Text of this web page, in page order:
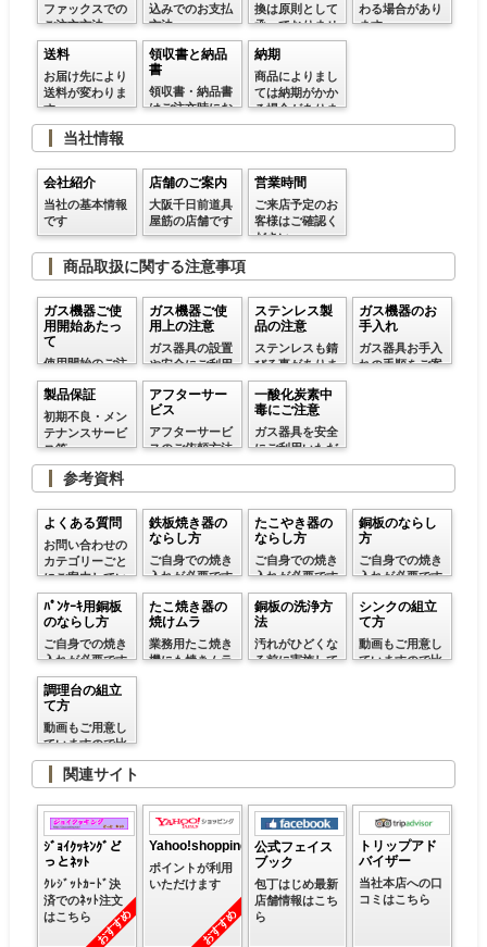
ファックスでの
ご注文方法
込みでのお支払
方法
換は原則として
承っておりませ
ん
わる場合があり
ます
送料
お届け先により
送料が変わりま
す。
領収書と納品
書
領収書・納品書
はご注文時にお
申し付けくださ
納期
商品によりまし
ては納期がかか
る場合がありま
す
当社情報
会社紹介
当社の基本情報
です
店舗のご案内
大阪千日前道具
屋筋の店舗です
営業時間
ご来店予定のお
客様はご確認く
ださい
商品取扱に関する注意事項
ガス機器ご使
用開始あたっ
て
使用開始のご注
意
ガス機器ご使
用上の注意
ガス器具の設置
や安全にご利用
いただく方法等
ステンレス製
品の注意
ステンレスも錆
びる事がありま
す
ガス機器のお
手入れ
ガス器具お手入
れの手順をご案
製品保証
初期不良・メン
テナンスサービ
ス等
アフターサー
ビス
アフターサービ
スのご依頼方法
一酸化炭素中
毒にご注意
ガス器具を安全
にご利用いただ
くための注意事
参考資料
よくある質問
お問い合わせの
カテゴリーごと
にご案内してい
ます
鉄板焼き器の
ならし方
ご自身での焼き
入れが必要です
ので参考にして
ください
たこやき器の
ならし方
ご自身での焼き
入れが必要です
ので参考にして
ください
銅板のならし
方
ご自身での焼き
入れが必要です
ので参考にして
ください
ﾊﾟﾝｹｰｷ用銅板
のならし方
ご自身での焼き
入れが必要です
ので参考にして
ください
たこ焼き器の
焼けムラ
業務用たこ焼き
機にも焼きムラ
銅板の洗浄方
法
汚れがひどくな
る前に実施して
シンクの組立
て方
動画もご用意し
ていますので比
調理台の組立
て方
動画もご用意し
ていますので比
較的簡単です
関連サイト
ｼﾞｮｲｸｯｷﾝｸﾞど
っとﾈｯﾄ
ｸﾚｼﾞｯﾄｶｰﾄﾞ決
済でのﾈｯﾄ注文
はこちら おすすめ
Yahoo!shopping
ポイントが利用
いただけます
おすすめ
公式フェイス
ブック
包丁はじめ最新
店舗情報はこち
ら
トリップアド
バイザー
当社本店への口
コミはこちら